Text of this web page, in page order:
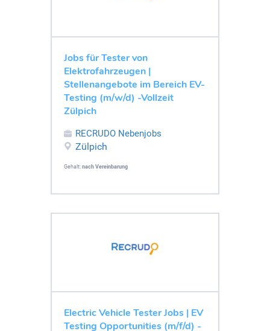
Jobs für Tester von
Elektrofahrzeugen |
Stellenangebote im Bereich EV-
Testing (m/w/d) -Vollzeit
Zülpich
RECRUDO Nebenjobs
Zülpich
Gehalt: nach Vereinbarung
Electric Vehicle Tester Jobs | EV
Testing Opportunities (m/f/d) -